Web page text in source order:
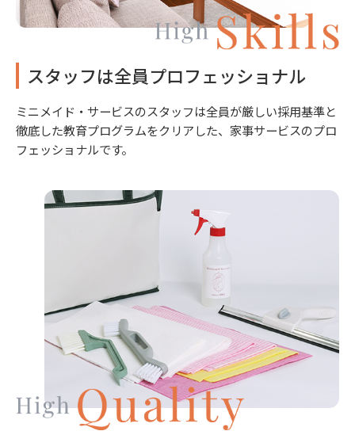
スタッフは全員プロフェッショナル
ミニメイド・サービスのスタッフは全員が厳しい採用基準と
徹底した教育プログラムをクリアした、家事サービスのプロ
フェッショナルです。